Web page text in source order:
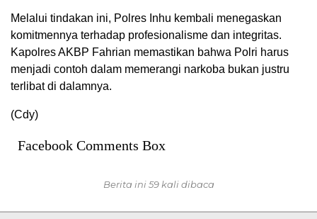
Melalui tindakan ini, Polres Inhu kembali menegaskan
komitmennya terhadap profesionalisme dan integritas.
Kapolres AKBP Fahrian memastikan bahwa Polri harus
menjadi contoh dalam memerangi narkoba bukan justru
terlibat di dalamnya.
(Cdy)
Facebook Comments Box
Berita ini 59 kali dibaca